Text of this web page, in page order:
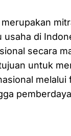
usaha di
secara
untuk